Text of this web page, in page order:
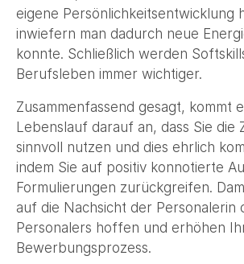
eigene Persönlichkeitsentwicklung
inwiefern man dadurch neue
konnte. Schließlich werden
Berufsleben immer wichtiger.
Zusammenfassend gesagt, kommt
Lebenslauf darauf an, dass Sie die
sinnvoll nutzen und dies ehrlich
indem Sie auf positiv konnotierte
Formulierungen zurückgreifen.
auf die Nachsicht der Personalerin
Personalers hoffen und erhöhen
Bewerbungsprozess.